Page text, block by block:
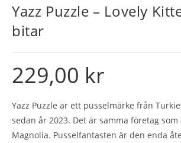
Yazz Puzzle – Lovely
bitar
229,00 kr
Yazz Puzzle är ett pusselmärke från
sedan år 2023. Det är samma företag
Magnolia. Pusselfantasten är den enda